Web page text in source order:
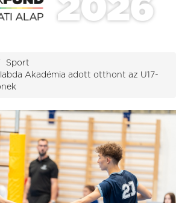
Sport
Akadémia adott otthont az U17-